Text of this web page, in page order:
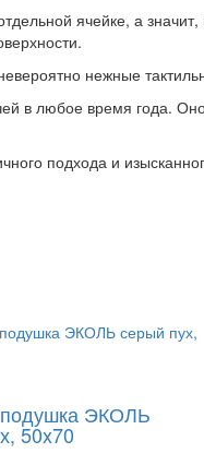
ячейке, а
нежные
в любое время года.
подхода и
ЭКОЛЬ
50x70